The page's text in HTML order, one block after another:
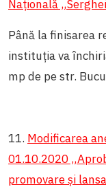
Națională
Până la finisarea
instituția va
mp de pe str.
11. Modificarea
01.10.2020
promovare și